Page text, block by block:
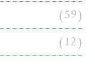
(59)
(12)